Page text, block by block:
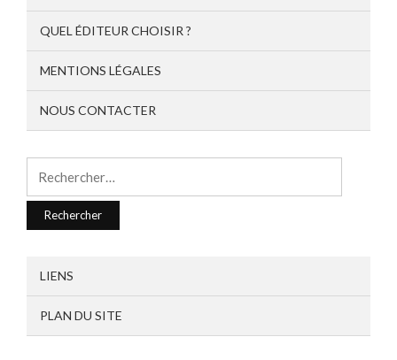
QUEL ÉDITEUR CHOISIR ?
MENTIONS LÉGALES
NOUS CONTACTER
LIENS
PLAN DU SITE